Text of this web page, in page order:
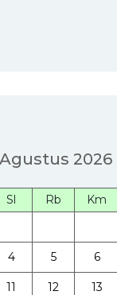
Agustus 2026
Sl Rb Km
4 5 6
11 12 13